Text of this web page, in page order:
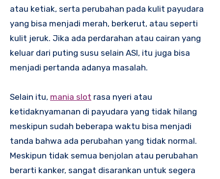
atau ketiak, serta perubahan pada kulit payudara
yang bisa menjadi merah, berkerut, atau seperti
kulit jeruk. Jika ada perdarahan atau cairan yang
keluar dari puting susu selain ASI, itu juga bisa
menjadi pertanda adanya masalah.
Selain itu, mania slot rasa nyeri atau
ketidaknyamanan di payudara yang tidak hilang
meskipun sudah beberapa waktu bisa menjadi
tanda bahwa ada perubahan yang tidak normal.
Meskipun tidak semua benjolan atau perubahan
berarti kanker, sangat disarankan untuk segera